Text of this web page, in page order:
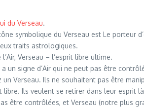
du Verseau.
symbolique du Verseau est Le porteur
traits astrologiques.
Verseau – l’esprit libre ultime.
a un signe d’Air qui ne peut pas être
un Verseau. Ils ne souhaitent pas être
libre. Ils veulent se retirer dans leur esprit
être contrôlées, et Verseau (notre plus